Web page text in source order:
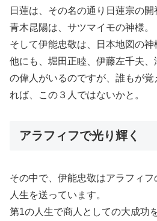
日蓮は、その名の通り日蓮宗の開
青木昆陽は、サツマイモの神様。
そして伊能忠敬は、日本地図の神
他にも、堀田正睦、伊藤左千夫
の偉人がいるのですが、誰もが
れば、この３人ではないかと。
アラフィフで光り輝く
その中で、伊能忠敬はアラフィ
人生を送っています。
第1の人生で商人としての大成功